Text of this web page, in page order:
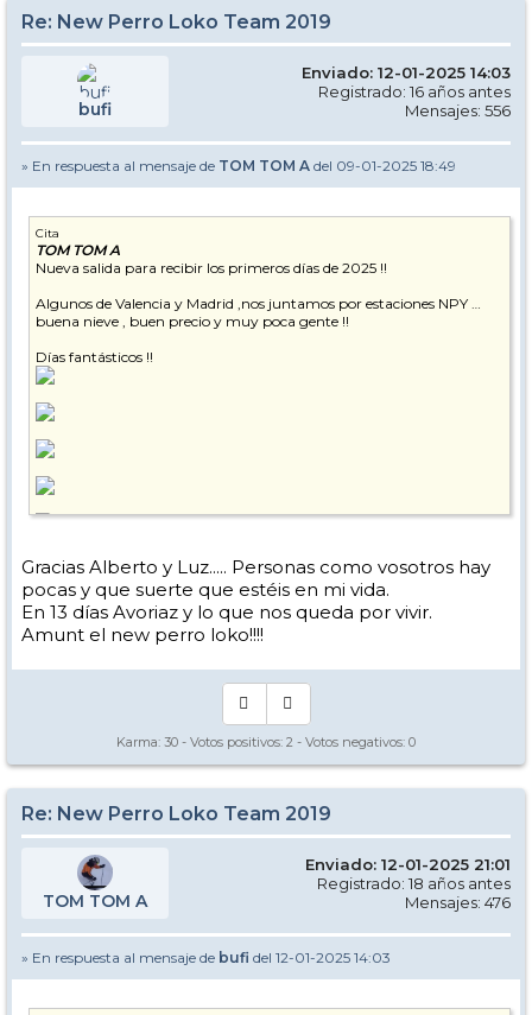
Re: New Perro Loko Team 2019
bufi
Enviado: 12-01-2025 14:03
Registrado: 16 años antes
Mensajes: 556
» En respuesta al mensaje de TOM TOM A del 09-01-2025 18:49
Cita
TOM TOM A
Nueva salida para recibir los primeros días de 2025 !!
Algunos de Valencia y Madrid ,nos juntamos por estaciones NPY …
buena nieve , buen precio y muy poca gente !!
Días fantásticos !!
Gracias Alberto y Luz..... Personas como vosotros hay
pocas y que suerte que estéis en mi vida.
En 13 días Avoriaz y lo que nos queda por vivir.
Amunt el new perro loko!!!!
Karma: 30 - Votos positivos: 2 - Votos negativos: 0
Re: New Perro Loko Team 2019
TOM TOM A
Enviado: 12-01-2025 21:01
Registrado: 18 años antes
Mensajes: 476
» En respuesta al mensaje de bufi del 12-01-2025 14:03